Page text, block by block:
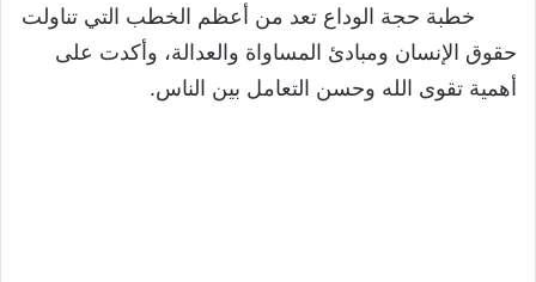
خطبة حجة الوداع تعد من أعظم الخطب التي تناولت
حقوق الإنسان ومبادئ المساواة والعدالة، وأكدت على
أهمية تقوى الله وحسن التعامل بين الناس.